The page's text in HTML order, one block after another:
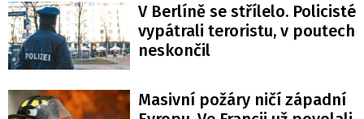
V Berlíně se střílelo. Policisté
vypátrali teroristu, v poutech
neskončil
Masivní požáry ničí západní